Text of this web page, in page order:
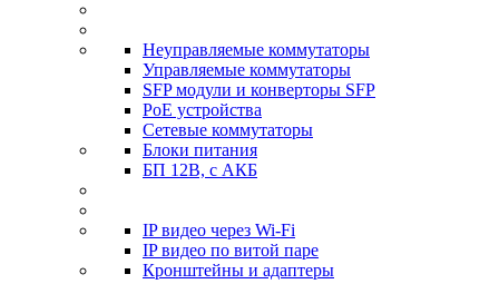
Неуправляемые коммутаторы
Управляемые коммутаторы
SFP модули и конверторы SFP
PoE устройства
Сетевые коммутаторы
Блоки питания
БП 12В, с АКБ
IP видео через Wi-Fi
IP видео по витой паре
Кронштейны и адаптеры